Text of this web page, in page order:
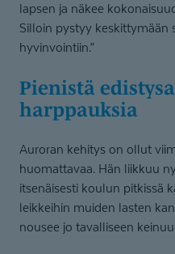
lapsen ja näkee
Silloin pystyy keskittymään
hyvinvointiin.”
Pienistä edistysas­ke­leista suuria
harppauksia
Auroran kehitys on ollut
huomattavaa. Hän liikkuu
itsenäisesti koulun pitkissä
leikkeihin muiden lasten
nousee jo tavalliseen